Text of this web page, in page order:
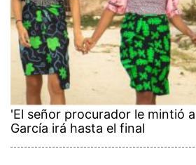
'El señor procurador le mintió
García irá hasta el final